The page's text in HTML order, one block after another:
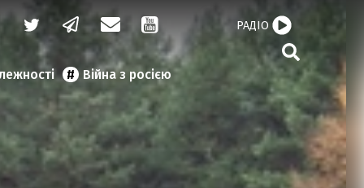
Війна з росією
РАДІО